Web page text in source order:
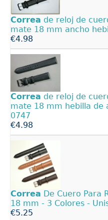
Correa de reloj de
mate 18 mm ancho
€4.98
Correa de reloj de
mate 18 mm hebilla de
0747
€4.98
Correa De Cuero Para
18 mm - 3 Colores -
€5.25